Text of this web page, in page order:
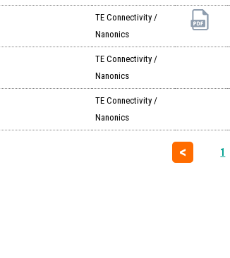
TE Connectivity /
Nanonics
TE Connectivity /
Nanonics
TE Connectivity /
Nanonics
1